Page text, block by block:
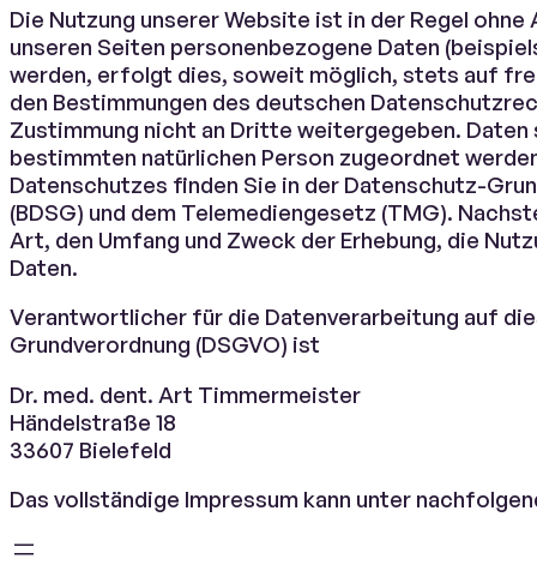
Die Nutzung unserer Website ist in der Regel
unseren Seiten personenbezogene Daten
werden, erfolgt dies, soweit möglich, stets auf
den Bestimmungen des deutschen
Zustimmung nicht an Dritte weitergegeben.
bestimmten natürlichen Person zugeordnet
Datenschutzes finden Sie in der Datenschutz-
(BDSG) und dem Telemediengesetz (TMG).
Art, den Umfang und Zweck der Erhebung, die
Daten.
Verantwortlicher für die Datenverarbeitung auf
Grundverordnung (DSGVO) ist
Dr. med. dent. Art Timmermeister
Händelstraße 18
33607 Bielefeld
Das vollständige Impressum kann unter